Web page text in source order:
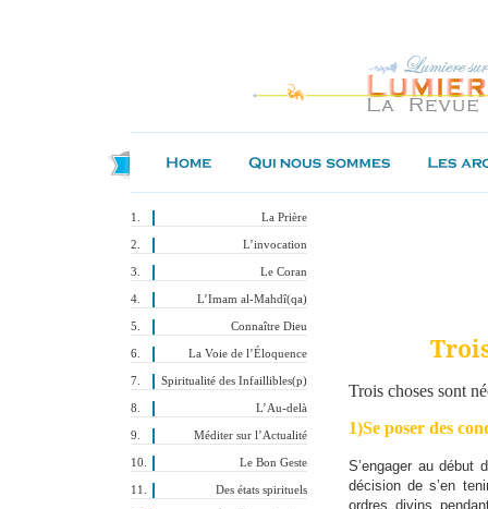
La Prière
L’invocation
Le Coran
L’Imam al-Mahdî(qa)
Connaître Dieu
La Voie de l’Éloquence
Spiritualité des Infaillibles(p)
L’Au-delà
Méditer sur l’Actualité
Le Bon Geste
Des états spirituels
Trois choses sont n
1)Se poser des
S’engager au début
décision de s’en
ordres divins